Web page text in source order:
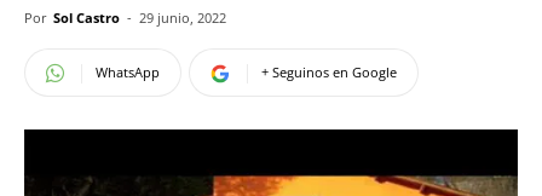
Por Sol Castro - 29 junio, 2022
WhatsApp + Seguinos en Google